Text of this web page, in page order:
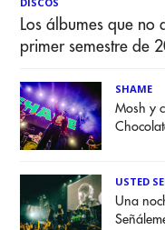
Los álbumes que no
primer semestre de
SHAME
Mosh y
USTED
Una